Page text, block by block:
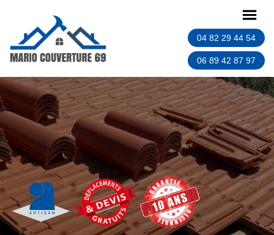
04 82 29 44 54
06 89 42 87 97